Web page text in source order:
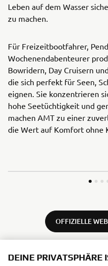
Leben auf dem Wasser
zu machen.
Für Freizeitbootfahrer,
Wochenendabenteurer
Bowridern, Day Cruisern
die sich perfekt für Seen,
eignen. Sie konzentrieren
hohe Seetüchtigkeit und
machen AMT zu einer
die Wert auf Komfort ohne
OFFIZIELLE
DEINE PRIVATSPHÄRE